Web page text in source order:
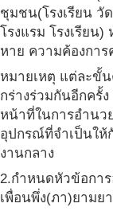
ชุมชน(โรงเรียน วั
โรงแรม โรงเรียน
หาย ความค้องกา
หมายเหตุ แต่ละขั้
กร่างร่วมกันอีกครั้
หน้าที่ในการอำนว
อุปกรณ์ที่จำเป็นให้
งานกลาง
2.กำหนดหัวข้อกา
เพื่อนพึ่ง(ภา)ยามย